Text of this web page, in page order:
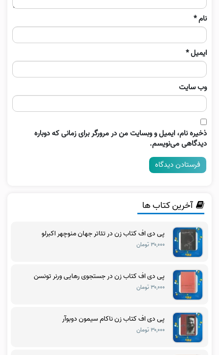
نام*
ایمیل*
وب‌ سایت
ذخیره نام، ایمیل و وبسایت من در مرورگر برای زمانی که دوباره
دیدگاهی می‌نویسم.
آخرین کتاب ها
پی دی اف کتاب زن در تئاتر جهان منوچهر اکبرلو
۳۰,۰۰۰ تومان
پی دی اف کتاب زن در جستجوی رهایی ورنر تونسن
۳۰,۰۰۰ تومان
پی دی اف کتاب زن ناکام سیمون دوبوآر
۳۰,۰۰۰ تومان